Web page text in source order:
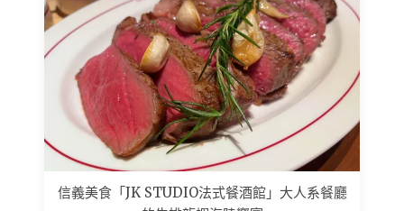
信義美食「JK STUDIO法式餐酒館」大人系餐廳